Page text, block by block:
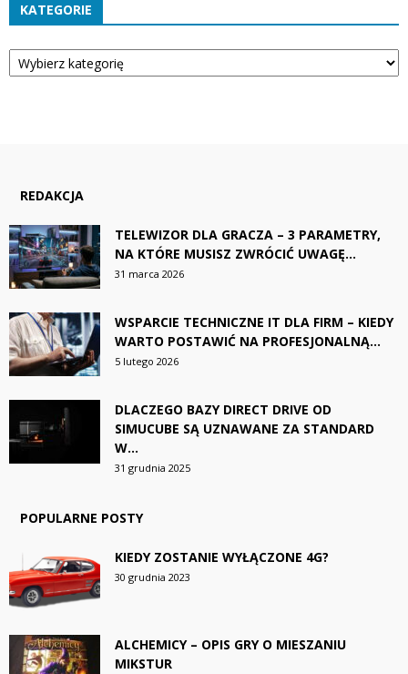
KATEGORIE
Kategorie
REDAKCJA
TELEWIZOR DLA GRACZA – 3 PARAMETRY,
NA KTÓRE MUSISZ ZWRÓCIĆ UWAGĘ...
31 marca 2026
WSPARCIE TECHNICZNE IT DLA FIRM – KIEDY
WARTO POSTAWIĆ NA PROFESJONALNĄ...
5 lutego 2026
DLACZEGO BAZY DIRECT DRIVE OD
SIMUCUBE SĄ UZNAWANE ZA STANDARD
W...
31 grudnia 2025
POPULARNE POSTY
KIEDY ZOSTANIE WYŁĄCZONE 4G?
30 grudnia 2023
ALCHEMICY – OPIS GRY O MIESZANIU
MIKSTUR